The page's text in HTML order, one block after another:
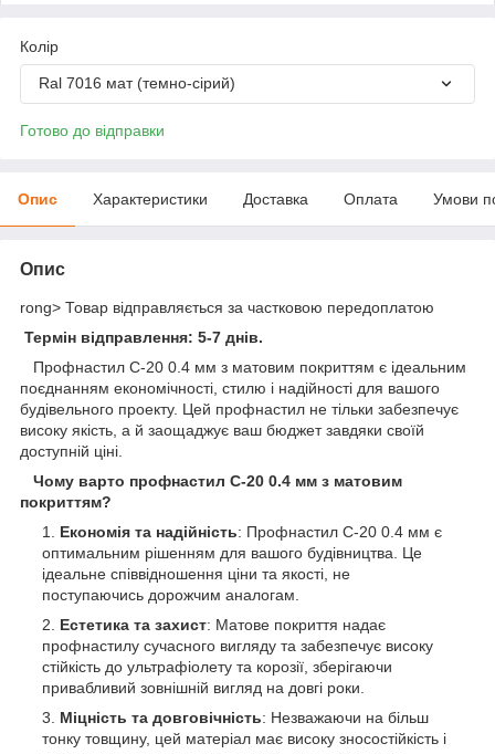
Колір
Ral 7016 мат (темно-сірий)
Готово до відправки
Опис Характеристики Доставка Оплата Умови
Опис
rong> Товар відправляється за частковою передоплатою
Термін відправлення: 5-7 днів.
Профнастил С-20 0.4 мм з матовим покриттям є ідеальним
поєднанням економічності, стилю і надійності для вашого
будівельного проекту. Цей профнастил не тільки забезпечує
високу якість, а й заощаджує ваш бюджет завдяки своїй
доступній ціні.
Чому варто профнастил С-20 0.4 мм з матовим
покриттям?
Економія та надійність: Профнастил С-20 0.4 мм є
оптимальним рішенням для вашого будівництва. Це
ідеальне співвідношення ціни та якості, не
поступаючись дорожчим аналогам.
Естетика та захист: Матове покриття надає
профнастилу сучасного вигляду та забезпечує високу
стійкість до ультрафіолету та корозії, зберігаючи
привабливий зовнішній вигляд на довгі роки.
Міцність та довговічність: Незважаючи на більш
тонку товщину, цей матеріал має високу зносостійкість і